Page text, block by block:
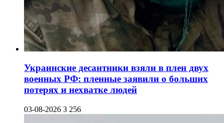
Украинские десантники взяли в плен двух
военных РФ: пленные заявили о больших
потерях и нехватке людей
03-08-2026 3 256